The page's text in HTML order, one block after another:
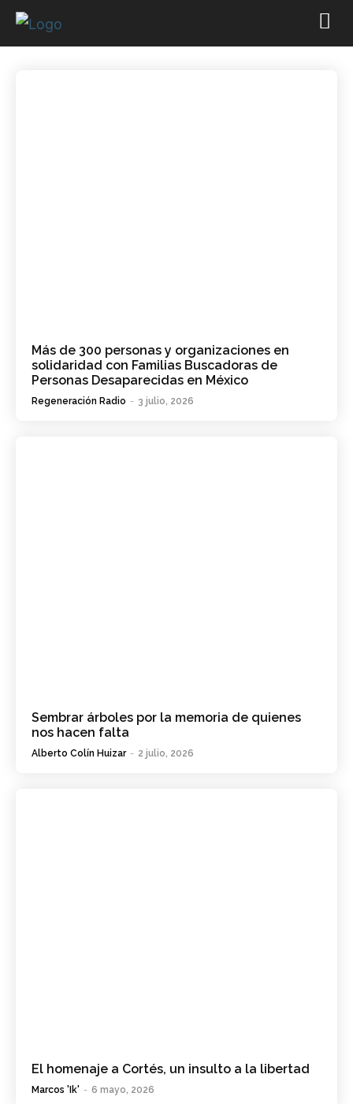
Más de 300 personas y organizaciones en
solidaridad con Familias Buscadoras de
Personas Desaparecidas en México
Regeneración Radio - 3 julio, 2026
Sembrar árboles por la memoria de quienes
nos hacen falta
Alberto Colín Huizar - 2 julio, 2026
El homenaje a Cortés, un insulto a la libertad
Marcos 'Ik' - 6 mayo, 2026